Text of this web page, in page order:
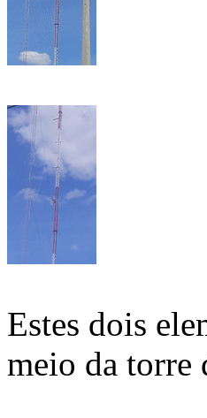
Estes dois
meio da torre